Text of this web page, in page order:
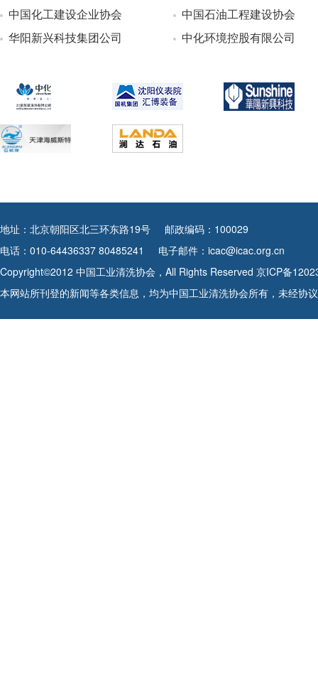
中国化工建设企业协会
中国石油工程建设协会
华阳新兴科技集团公司
中化环境控股有限公司
地址：北京朝阳区北三环东路19号
邮政编码：100029
电话：010-64436337 80485241
电子邮件：icac@icac.org.cn
Copyright©2012 中国工业清洗协会，All Rights Reserved 京ICP备
本网站所刊登的新闻等各类信息，均为中国工业清洗协会所有，未经协